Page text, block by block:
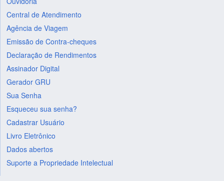
Central de Atendimento
Agência de Viagem
Emissão de Contra-cheques
Declaração de Rendimentos
Assinador Digital
Gerador GRU
Sua Senha
Esqueceu sua senha?
Cadastrar Usuário
Livro Eletrônico
Dados abertos
Suporte a Propriedade Intelectual